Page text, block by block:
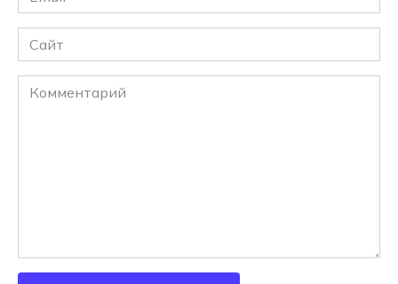
*
Сайт
Комментарий